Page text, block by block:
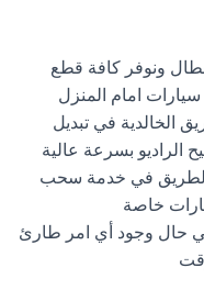
ونوفر كافة قطع
امام المنزل
الخالدية في تبديل
الراديو بسرعة عالية
في خدمة سحب
خاصة
حال وجود أي امر طارئ